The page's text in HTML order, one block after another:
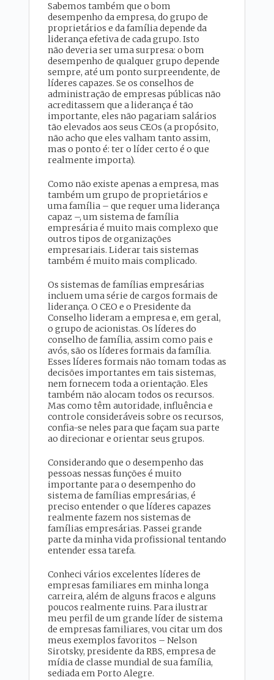
Sabemos também que o bom
desempenho da empresa, do grupo de
proprietários e da família depende da
liderança efetiva de cada grupo. Isto
não deveria ser uma surpresa: o bom
desempenho de qualquer grupo depende
sempre, até um ponto surpreendente, de
líderes capazes. Se os conselhos de
administração de empresas públicas não
acreditassem que a liderança é tão
importante, eles não pagariam salários
tão elevados aos seus CEOs (a propósito,
não acho que eles valham tanto assim,
mas o ponto é: ter o líder certo é o que
realmente importa).
Como não existe apenas a empresa, mas
também um grupo de proprietários e
uma família – que requer uma liderança
capaz –, um sistema de família
empresária é muito mais complexo que
outros tipos de organizações
empresariais. Liderar tais sistemas
também é muito mais complicado.
Os sistemas de famílias empresárias
incluem uma série de cargos formais de
liderança. O CEO e o Presidente da
Conselho lideram a empresa e, em geral,
o grupo de acionistas. Os líderes do
conselho de família, assim como pais e
avós, são os líderes formais da família.
Esses líderes formais não tomam todas as
decisões importantes em tais sistemas,
nem fornecem toda a orientação. Eles
também não alocam todos os recursos.
Mas como têm autoridade, influência e
controle consideráveis sobre os recursos,
confia-se neles para que façam sua parte
ao direcionar e orientar seus grupos.
Considerando que o desempenho das
pessoas nessas funções é muito
importante para o desempenho do
sistema de famílias empresárias, é
preciso entender o que líderes capazes
realmente fazem nos sistemas de
famílias empresárias. Passei grande
parte da minha vida profissional tentando
entender essa tarefa.
Conheci vários excelentes líderes de
empresas familiares em minha longa
carreira, além de alguns fracos e alguns
poucos realmente ruins. Para ilustrar
meu perfil de um grande líder de sistema
de empresas familiares, vou citar um dos
meus exemplos favoritos – Nelson
Sirotsky, presidente da RBS, empresa de
mídia de classe mundial de sua família,
sediada em Porto Alegre.